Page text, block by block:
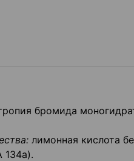
бромида
лимонная кислота
134а).